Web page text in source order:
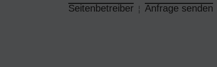
Seitenbetreiber ¦ Anfrage senden